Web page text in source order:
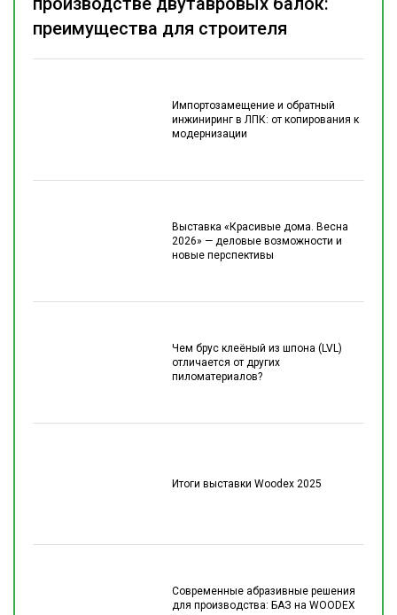
Импортозамещение и обратный
инжиниринг в ЛПК: от копирования к
модернизации
Выставка «Красивые дома. Весна
2026» — деловые возможности и
новые перспективы
Чем брус клеёный из шпона (LVL)
отличается от других
пиломатериалов?
Итоги выставки Woodex 2025
Современные абразивные решения
для производства: БАЗ на WOODEX
преимущества для строителя